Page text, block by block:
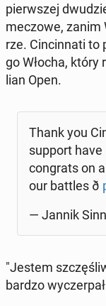
pierw­szej
meczowe, zanim
rze. Cin­cin­na­ti to
go Włocha,
lian Open.
Thank you
support
con­grats on
our battles ð
— Jannik
"Jestem
bardzo